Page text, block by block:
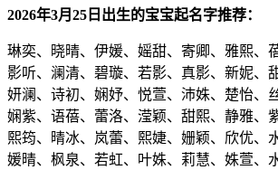
2026年3月25日出生的宝宝起名字推荐：
琳奕、晓晴、伊媛、媱甜、寄卿、雅熙、
影听、澜清、碧璇、若影、真影、新妮、
妍澜、诗初、娴妤、悦萱、沛姝、楚怡、
娴紫、语蓓、蕾洛、滢颖、甜熙、静雅、
熙筠、晴冰、岚蕾、熙婕、姗颖、欣优、
媛晴、枫泉、若虹、叶姝、莉慧、姝萱、